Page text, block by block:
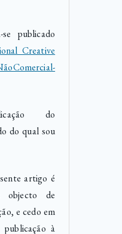
publicado
Creative
do
do qual sou
artigo é
de
e cedo em
à